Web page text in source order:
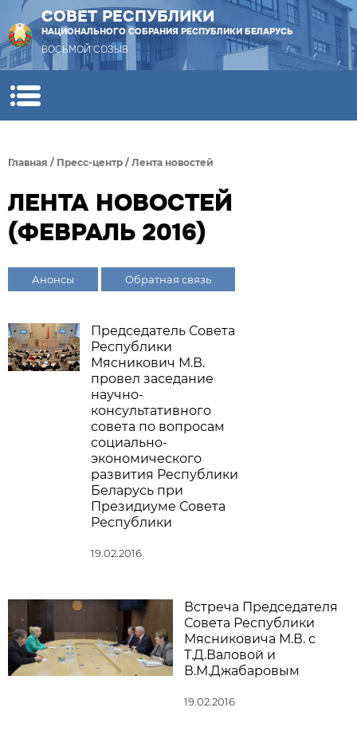
СОВЕТ РЕСПУБЛИКИ
НАЦИОНАЛЬНОГО СОБРАНИЯ РЕСПУБЛИКИ БЕЛАРУСЬ
ВОСЬМОЙ СОЗЫВ
Главная / Пресс-центр / Лента новостей
ЛЕНТА НОВОСТЕЙ
(ФЕВРАЛЬ 2016)
Анонсы Обратная связь
Председатель Совета
Республики
Мясникович М.В.
провел заседание
научно-
консультативного
совета по вопросам
социально-
экономического
развития Республики
Беларусь при
Президиуме Совета
Республики
19.02.2016
Встреча Председателя
Совета Республики
Мясниковича М.В. с
Т.Д.Валовой и
В.М.Джабаровым
19.02.2016